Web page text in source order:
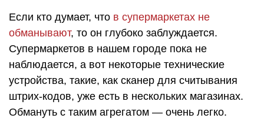
Если кто думает, что в супермаркетах не
обманывают, то он глубоко заблуждается.
Супермаркетов в нашем городе пока не
наблюдается, а вот некоторые технические
устройства, такие, как сканер для считывания
штрих-кодов, уже есть в нескольких магазинах.
Обмануть с таким агрегатом — очень легко.